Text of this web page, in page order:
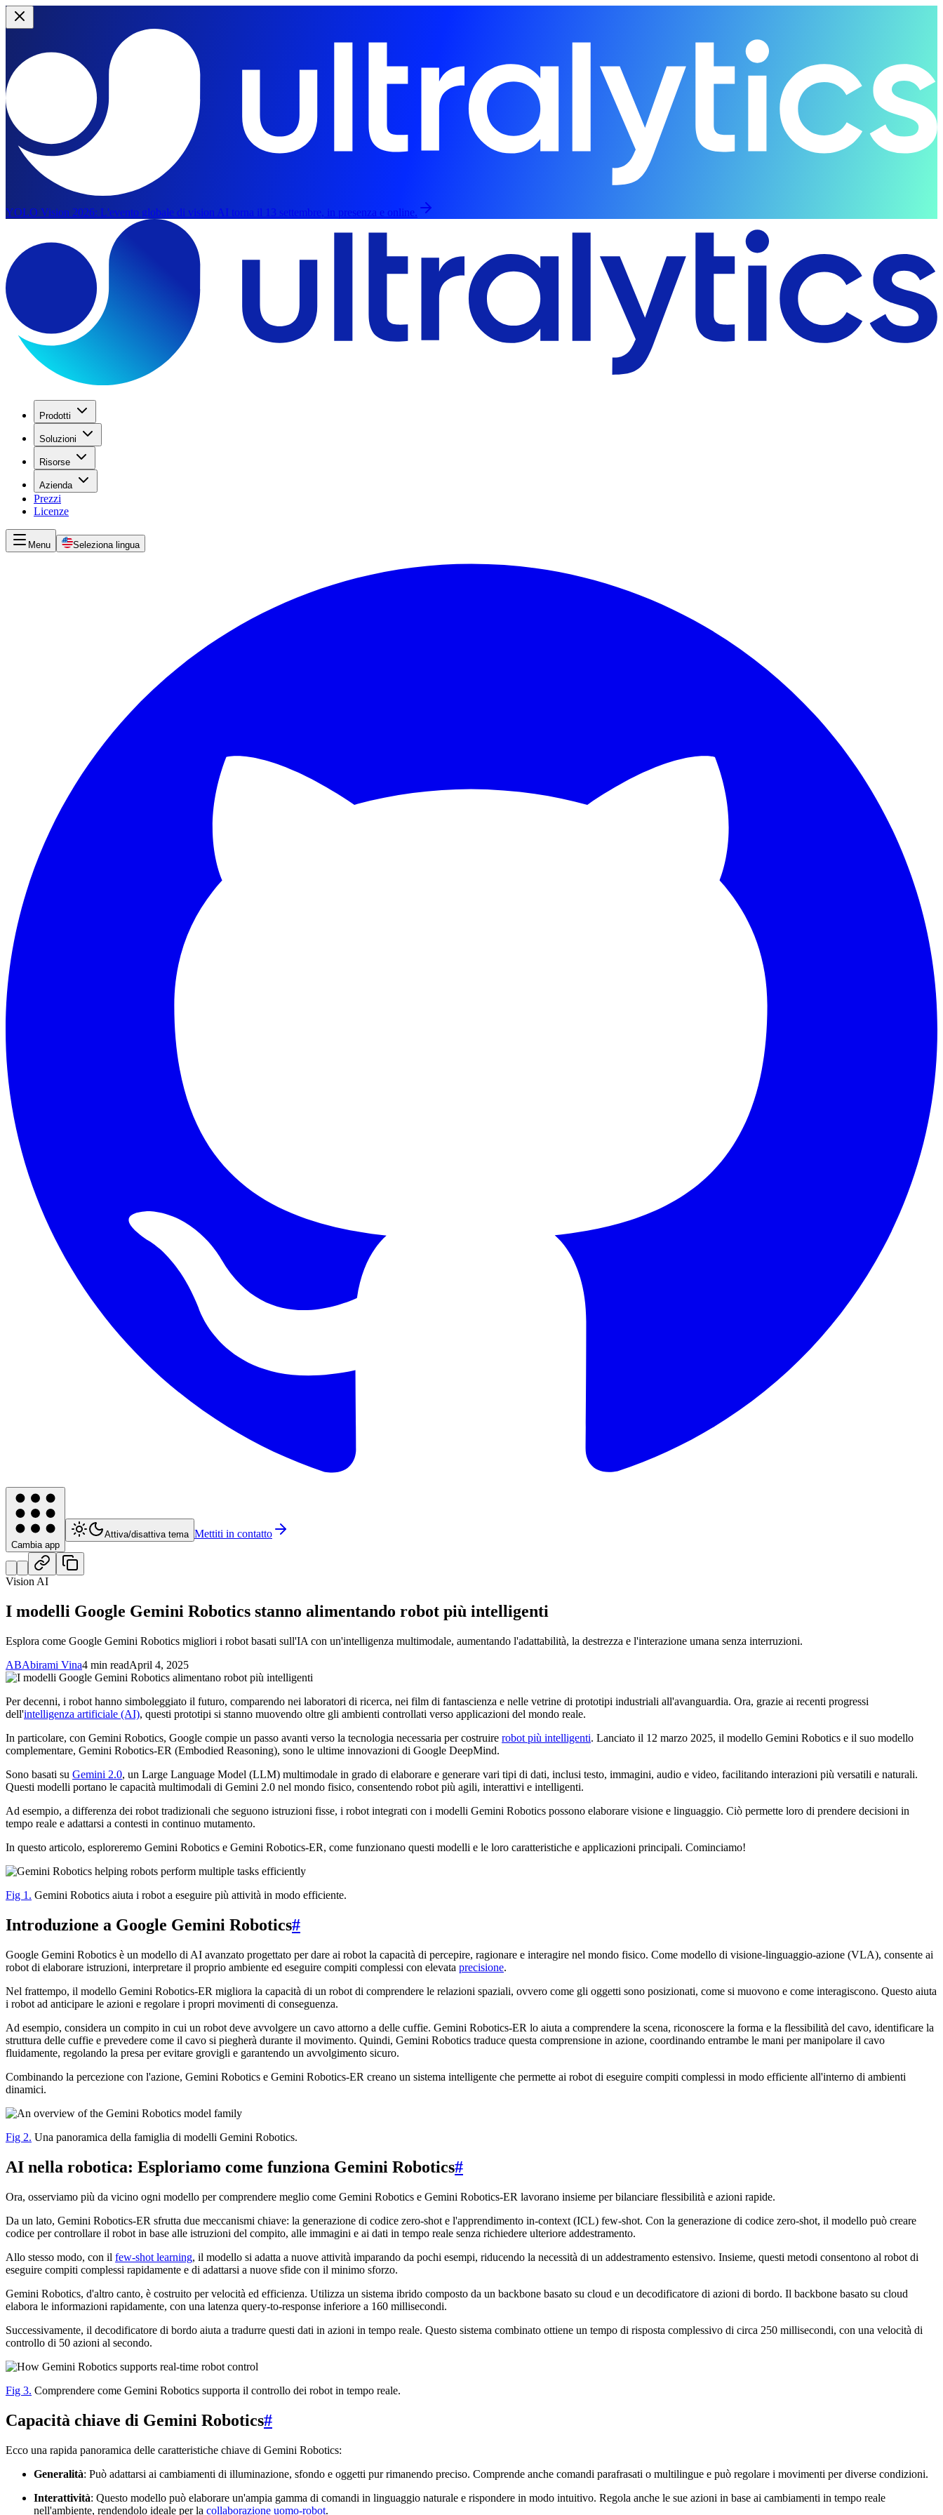
YOLO Vision 2026: L'evento globale di vision AI torna il 13 settembre, in presenza e online.
Prodotti
Soluzioni
Risorse
Azienda
Prezzi
Licenze
Menu Seleziona lingua
Cambia app
Attiva/disattiva tema Mettiti in contatto
Vision AI
I modelli Google Gemini Robotics stanno alimentando robot più intelligenti
Esplora come Google Gemini Robotics migliori i robot basati sull'IA con un'intelligenza multimodale, aumentando l'adattabilità, la destrezza e l'interazione umana senza interruzioni.
ABAbirami Vina4 min readApril 4, 2025
Per decenni, i robot hanno simboleggiato il futuro, comparendo nei laboratori di ricerca, nei film di fantascienza e nelle vetrine di prototipi industriali all'avanguardia. Ora, grazie ai recenti progressi
dell'intelligenza artificiale (AI), questi prototipi si stanno muovendo oltre gli ambienti controllati verso applicazioni del mondo reale.
In particolare, con Gemini Robotics, Google compie un passo avanti verso la tecnologia necessaria per costruire robot più intelligenti. Lanciato il 12 marzo 2025, il modello Gemini Robotics e il suo modello
complementare, Gemini Robotics-ER (Embodied Reasoning), sono le ultime innovazioni di Google DeepMind.
Sono basati su Gemini 2.0, un Large Language Model (LLM) multimodale in grado di elaborare e generare vari tipi di dati, inclusi testo, immagini, audio e video, facilitando interazioni più versatili e naturali.
Questi modelli portano le capacità multimodali di Gemini 2.0 nel mondo fisico, consentendo robot più agili, interattivi e intelligenti.
Ad esempio, a differenza dei robot tradizionali che seguono istruzioni fisse, i robot integrati con i modelli Gemini Robotics possono elaborare visione e linguaggio. Ciò permette loro di prendere decisioni in
tempo reale e adattarsi a contesti in continuo mutamento.
In questo articolo, esploreremo Gemini Robotics e Gemini Robotics-ER, come funzionano questi modelli e le loro caratteristiche e applicazioni principali. Cominciamo!
Fig 1. Gemini Robotics aiuta i robot a eseguire più attività in modo efficiente.
Introduzione a Google Gemini Robotics#
Google Gemini Robotics è un modello di AI avanzato progettato per dare ai robot la capacità di percepire, ragionare e interagire nel mondo fisico. Come modello di visione-linguaggio-azione (VLA), consente ai
robot di elaborare istruzioni, interpretare il proprio ambiente ed eseguire compiti complessi con elevata precisione.
Nel frattempo, il modello Gemini Robotics-ER migliora la capacità di un robot di comprendere le relazioni spaziali, ovvero come gli oggetti sono posizionati, come si muovono e come interagiscono. Questo aiuta
i robot ad anticipare le azioni e regolare i propri movimenti di conseguenza.
Ad esempio, considera un compito in cui un robot deve avvolgere un cavo attorno a delle cuffie. Gemini Robotics-ER lo aiuta a comprendere la scena, riconoscere la forma e la flessibilità del cavo, identificare la
struttura delle cuffie e prevedere come il cavo si piegherà durante il movimento. Quindi, Gemini Robotics traduce questa comprensione in azione, coordinando entrambe le mani per manipolare il cavo
fluidamente, regolando la presa per evitare grovigli e garantendo un avvolgimento sicuro.
Combinando la percezione con l'azione, Gemini Robotics e Gemini Robotics-ER creano un sistema intelligente che permette ai robot di eseguire compiti complessi in modo efficiente all'interno di ambienti
dinamici.
Fig 2. Una panoramica della famiglia di modelli Gemini Robotics.
AI nella robotica: Esploriamo come funziona Gemini Robotics#
Ora, osserviamo più da vicino ogni modello per comprendere meglio come Gemini Robotics e Gemini Robotics-ER lavorano insieme per bilanciare flessibilità e azioni rapide.
Da un lato, Gemini Robotics-ER sfrutta due meccanismi chiave: la generazione di codice zero-shot e l'apprendimento in-context (ICL) few-shot. Con la generazione di codice zero-shot, il modello può creare
codice per controllare il robot in base alle istruzioni del compito, alle immagini e ai dati in tempo reale senza richiedere ulteriore addestramento.
Allo stesso modo, con il few-shot learning, il modello si adatta a nuove attività imparando da pochi esempi, riducendo la necessità di un addestramento estensivo. Insieme, questi metodi consentono al robot di
eseguire compiti complessi rapidamente e di adattarsi a nuove sfide con il minimo sforzo.
Gemini Robotics, d'altro canto, è costruito per velocità ed efficienza. Utilizza un sistema ibrido composto da un backbone basato su cloud e un decodificatore di azioni di bordo. Il backbone basato su cloud
elabora le informazioni rapidamente, con una latenza query-to-response inferiore a 160 millisecondi.
Successivamente, il decodificatore di bordo aiuta a tradurre questi dati in azioni in tempo reale. Questo sistema combinato ottiene un tempo di risposta complessivo di circa 250 millisecondi, con una velocità di
controllo di 50 azioni al secondo.
Fig 3. Comprendere come Gemini Robotics supporta il controllo dei robot in tempo reale.
Capacità chiave di Gemini Robotics#
Ecco una rapida panoramica delle caratteristiche chiave di Gemini Robotics:
Generalità: Può adattarsi ai cambiamenti di illuminazione, sfondo e oggetti pur rimanendo preciso. Comprende anche comandi parafrasati o multilingue e può regolare i movimenti per diverse condizioni.
Interattività: Questo modello può elaborare un'ampia gamma di comandi in linguaggio naturale e rispondere in modo intuitivo. Regola anche le sue azioni in base ai cambiamenti in tempo reale
nell'ambiente, rendendolo ideale per la collaborazione uomo-robot.